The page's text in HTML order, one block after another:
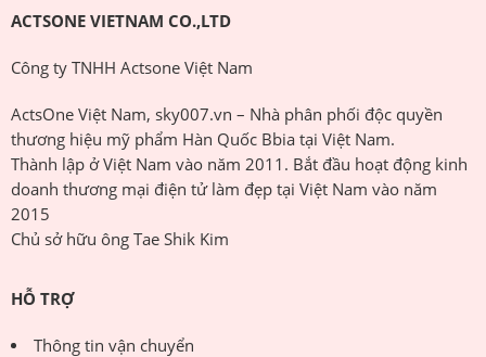
ACTSONE VIETNAM CO.,LTD
Công ty TNHH Actsone Việt Nam
ActsOne Việt Nam, sky007.vn – Nhà phân phối độc quyền
thương hiệu mỹ phẩm Hàn Quốc Bbia tại Việt Nam.
Thành lập ở Việt Nam vào năm 2011. Bắt đầu hoạt động kinh
doanh thương mại điện tử làm đẹp tại Việt Nam vào năm
2015
Chủ sở hữu ông Tae Shik Kim
HỖ TRỢ
Thông tin vận chuyển